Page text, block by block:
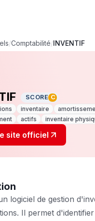
/Comptabilité/INVENTIF
SCORE C
inventaire
actifs inventaire
site officiel
logiciel de gestion
Il permet